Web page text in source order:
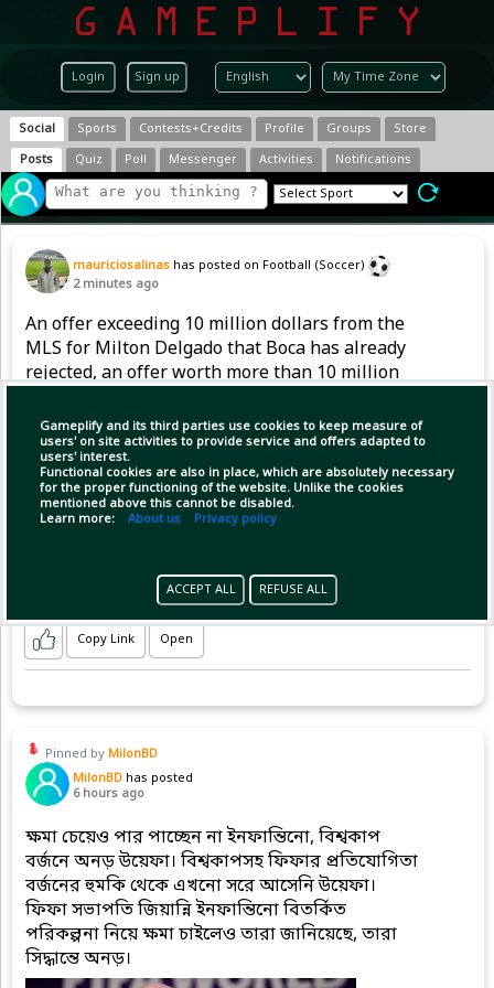
Login Sign up
Gameplify and its third parties use cookies to keep measure of
users' on site activities to provide service and offers adapted to
users' interest.
Functional cookies are also in place, which are absolutely necessary
for the proper functioning of the website. Unlike the cookies
mentioned above this cannot be disabled.
Learn more: About us Privacy policy
ACCEPT ALL REFUSE ALL
Social Sports Contests+Credits Profile Groups
Store
Posts
Quiz Poll Messenger Activities Notifications
mauriciosalinas has posted on Football (Soccer)
2 minutes ago
An offer exceeding 10 million dollars from the
MLS for Milton Delgado that Boca has already
rejected, an offer worth more than 10 million
the Boca club has already rejected.
Copy Link Open
Pinned by MilonBD
MilonBD has posted
6 hours ago
ক্ষমা চেয়েও পার পাচ্ছেন না ইনফান্তিনো, বিশ্বকাপ
বর্জনে অনড় উয়েফা। বিশ্বকাপসহ ফিফার প্রতিযোগিতা
বর্জনের হুমকি থেকে এখনো সরে আসেনি উয়েফা।
ফিফা সভাপতি জিয়ান্নি ইনফান্তিনো বিতর্কিত
পরিকল্পনা নিয়ে ক্ষমা চাইলেও তারা জানিয়েছে, তারা
সিদ্ধান্তে অনড়।